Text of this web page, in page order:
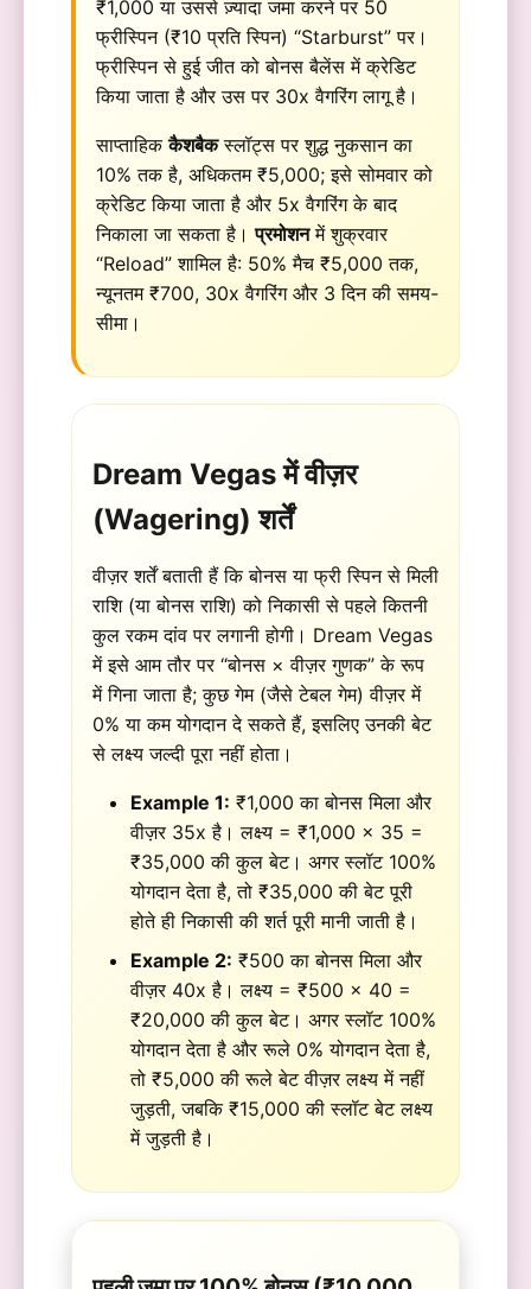
₹1,000 या उससे ज़्यादा जमा करने पर 50
फ्रीस्पिन (₹10 प्रति स्पिन) “Starburst” पर।
फ्रीस्पिन से हुई जीत को बोनस बैलेंस में क्रेडिट
किया जाता है और उस पर 30x वैगरिंग लागू है।
साप्ताहिककैशबैकस्लॉट्स पर शुद्ध नुकसान का
10% तक है, अधिकतम ₹5,000; इसे सोमवार को
क्रेडिट किया जाता है और 5x वैगरिंग के बाद
निकाला जा सकता है।प्रमोशनमें शुक्रवार
“Reload” शामिल है: 50% मैच ₹5,000 तक,
न्यूनतम ₹700, 30x वैगरिंग और 3 दिन की समय-
सीमा।
Dream Vegas में वीज़र
(Wagering) शर्तें
वीज़र शर्तें बताती हैं कि बोनस या फ्री स्पिन से मिली
राशि (या बोनस राशि) को निकासी से पहले कितनी
कुल रकम दांव पर लगानी होगी। Dream Vegas
में इसे आम तौर पर “बोनस × वीज़र गुणक” के रूप
में गिना जाता है; कुछ गेम (जैसे टेबल गेम) वीज़र में
0% या कम योगदान दे सकते हैं, इसलिए उनकी बेट
से लक्ष्य जल्दी पूरा नहीं होता।
Example 1: ₹1,000 का बोनस मिला और
वीज़र 35x है। लक्ष्य = ₹1,000 × 35 =
₹35,000 की कुल बेट। अगर स्लॉट 100%
योगदान देता है, तो ₹35,000 की बेट पूरी
होते ही निकासी की शर्त पूरी मानी जाती है।
Example 2: ₹500 का बोनस मिला और
वीज़र 40x है। लक्ष्य = ₹500 × 40 =
₹20,000 की कुल बेट। अगर स्लॉट 100%
योगदान देता है और रूले 0% योगदान देता है,
तो ₹5,000 की रूले बेट वीज़र लक्ष्य में नहीं
जुड़ती, जबकि ₹15,000 की स्लॉट बेट लक्ष्य
में जुड़ती है।